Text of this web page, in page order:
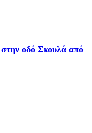
οδό Σκουλά από